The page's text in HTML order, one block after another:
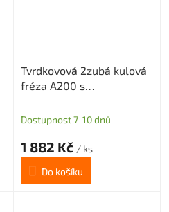
Tvrdkovová 2zubá kulová
fréza A200 s
pro grafit průměr 6 R3
Dostupnost 7-10 dnů
1 882 Kč / ks
Do košíku